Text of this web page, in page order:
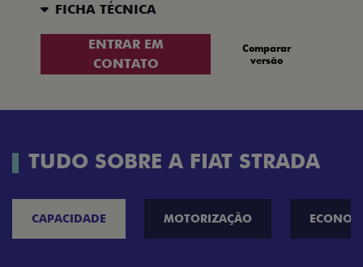
FICHA TÉCNICA
ENTRAR EM
CONTATO
Comparar
versão
TUDO SOBRE A FIAT STRADA
CAPACIDADE MOTORIZAÇÃO